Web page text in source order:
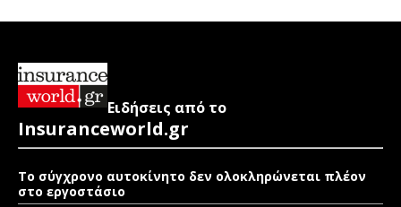
Ειδήσεις από το
Insuranceworld.gr
Το σύγχρονο αυτοκίνητο δεν ολοκληρώνεται πλέον
στο εργοστάσιο